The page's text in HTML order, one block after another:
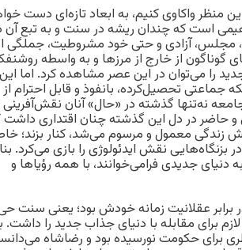
منظر واکاوی کنیم، به ابعاد تازه‌ای دست
است که چندان ریشه در سنت و به‌ تبع آن
مجلس، آزادی و حتی خود مشروطیت، جملگی
گوناگون از خارج از مرزها و به‌ واسطه
جدید را می‌توان در این عصر مشاهده کرد. اما
تحصیل‌کرده، بانفوذ و قابل احترام از
نه‌تنها گذشته در «حال» آنان نقش‌آفرینی
حاضر در دل این گذشته چنان اقتداری داشت
زندگی معمول و مرسوم می‌شد، کنار بزند؛
بزنگاه‌هایی نقش ایدئولوژی را بازی می‌کرد.
جدیدی فرامی‌خوانند، با همه رؤیاها و
عقلانیت زمانه خودش بود؛ یعنی سنت
برای مقابله با دنیای جذاب جدید را داشت.
برای حکومت نورسیده بود و رضاشاه